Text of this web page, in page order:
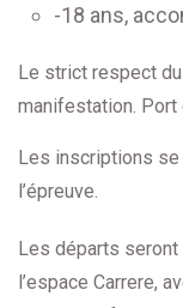
-18 ans,
Le strict respect
manifestation. Port
Les inscriptions se
l’épreuve.
Les départs seront
l’espace Carrere,